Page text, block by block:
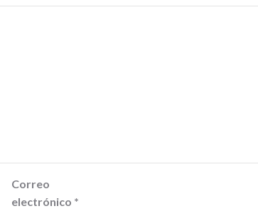
Correo
electrónico *